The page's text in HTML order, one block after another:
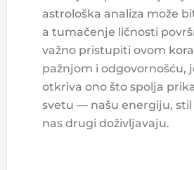
astrološka analiza može
a tumačenje ličnosti
važno pristupiti ovom
pažnjom i odgovornošću,
otkriva ono što spolja
svetu — našu energiju, stil
nas drugi doživljavaju.